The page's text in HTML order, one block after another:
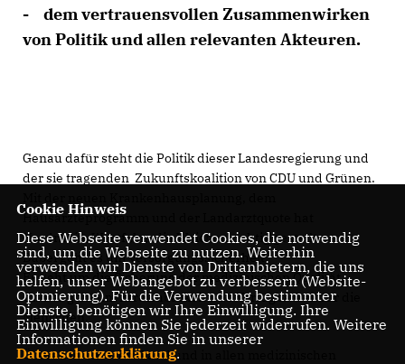
- dem vertrauensvollen Zusammenwirken
von Politik und allen relevanten Akteuren.
Genau dafür steht die Politik dieser Landesregierung und
der sie tragenden Zukunftskoalition von CDU und Grünen.
Hausärzteprogramm und der Landarztquote hat
Nordrhein-Westfalen die Weichen richtig gestellt.
Dabei geht es um Versorgungssicherheit.
Es geht um die Sicherung der medizinischen Qualität.
Und es geht um Erreichbarkeit und Verfügbarkeit für die
Menschen.
Überall in unserem Land und in allen medizinischen
Cookie Hinweis
Diese Webseite verwendet Cookies, die notwendig
sind, um die Webseite zu nutzen. Weiterhin
verwenden wir Dienste von Drittanbietern, die uns
helfen, unser Webangebot zu verbessern (Website-
Optmierung). Für die Verwendung bestimmter
Dienste, benötigen wir Ihre Einwilligung. Ihre
Einwilligung können Sie jederzeit widerrufen. Weitere
Informationen finden Sie in unserer
Datenschutzerklärung.